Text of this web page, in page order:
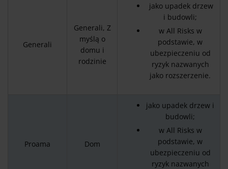
Generali
Generali, Z
myślą o
domu i
rodzinie
jako upadek drzew
i budowli;
w All Risks w
podstawie, w
ubezpieczeniu od
ryzyk nazwanych
jako rozszerzenie.
Proama Dom
jako upadek drzew i
budowli;
w All Risks w
podstawie, w
ubezpieczeniu od
ryzyk nazwanych